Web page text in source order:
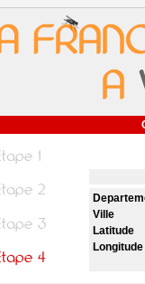
Ville
Latitude
Longitude